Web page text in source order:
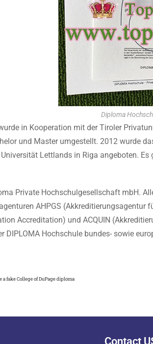
Diploma
in Kooperation mit der Tiroler
und Master umgestellt. 2012 wurde
Lettlands in Riga angeboten.
Private Hochschulgesellschaft mbH.
AHPGS
Accreditation) und ACQUIN
DIPLOMA Hochschule bundes- sowie
fake College of DuPage diploma
Contact